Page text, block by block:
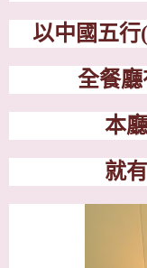
以中國五行(
全餐廳
本
就有